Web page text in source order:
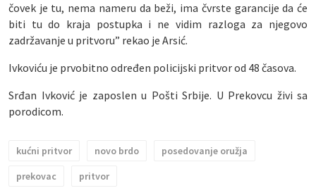
čovek je tu, nema nameru da beži, ima čvrste garancije da će
biti tu do kraja postupka i ne vidim razloga za njegovo
zadržavanje u pritvoru” rekao je Arsić.
Ivkoviću je prvobitno određen policijski pritvor od 48 časova.
Srđan Ivković je zaposlen u Pošti Srbije. U Prekovcu živi sa
porodicom.
kućni pritvor novo brdo
posedovanje oružja
prekovac
pritvor